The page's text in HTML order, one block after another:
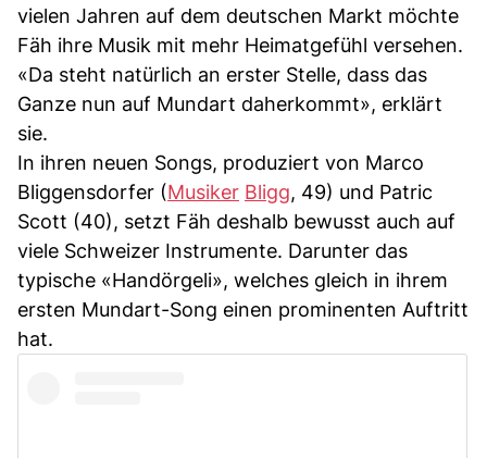
vielen Jahren auf dem deutschen Markt möchte
Fäh ihre Musik mit mehr Heimatgefühl versehen.
«Da steht natürlich an erster Stelle, dass das
Ganze nun auf Mundart daherkommt», erklärt
sie.
In ihren neuen Songs, produziert von Marco
Bliggensdorfer (Musiker Bligg, 49) und Patric
Scott (40), setzt Fäh deshalb bewusst auch auf
viele Schweizer Instrumente. Darunter das
typische «Handörgeli», welches gleich in ihrem
ersten Mundart-Song einen prominenten Auftritt
hat.